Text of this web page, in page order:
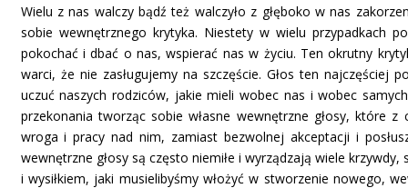
Wielu z nas walczy bądź też walczyło z głęboko w nas
sobie wewnętrznego krytyka. Niestety w wielu przypadkach
pokochać i dbać o nas, wspierać nas w życiu. Ten okrutny
warci, że nie zasługujemy na szczęście. Głos ten
uczuć naszych rodziców, jakie mieli wobec nas i wobec
przekonania tworząc sobie własne wewnętrzne głosy, które
wroga i pracy nad nim, zamiast bezwolnej akceptacji i
wewnętrzne głosy są często niemiłe i wyrządzają wiele
i wysiłkiem, jaki musielibyśmy włożyć w stworzenie nowego,